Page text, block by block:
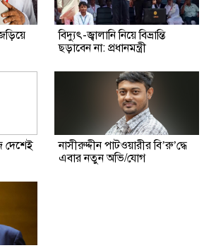
বিদ্যুৎ-জ্বালানি নিয়ে বিভ্রান্তি
ছড়াবেন না: প্রধানমন্ত্রী
দেশেই
নাসীরুদ্দীন পাটওয়ারীর বি’রু’দ্ধে
এবার নতুন অভি/যোগ